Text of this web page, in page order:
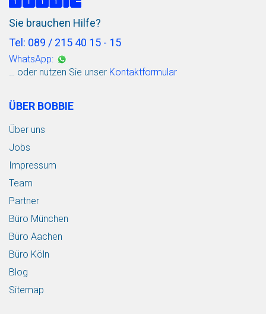
Sie brauchen Hilfe?
Tel: 089 / 215 40 15 - 15
WhatsApp:
… oder nutzen Sie unser Kontaktformular
ÜBER BOBBIE
Über uns
Jobs
Impressum
Team
Partner
Büro München
Büro Aachen
Büro Köln
Blog
Sitemap